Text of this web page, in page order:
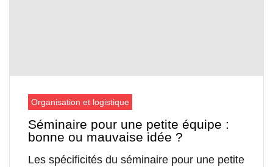
Organisation et logistique
Séminaire pour une petite équipe :
bonne ou mauvaise idée ?
Les spécificités du séminaire pour une petite